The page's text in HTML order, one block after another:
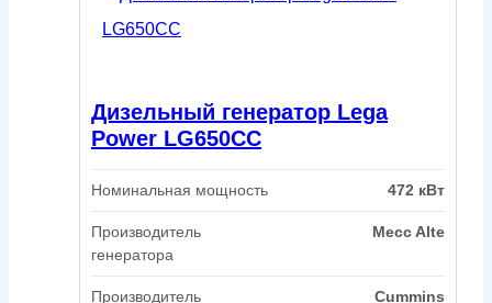
Дизельный генератор Lega
Power LG650CC
Номинальная мощность 472 кВт
Производитель
генератора
Mecc Alte
Производитель Cummins